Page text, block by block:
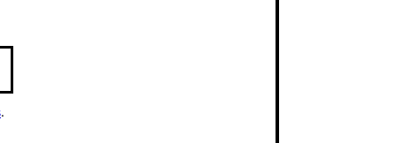
.